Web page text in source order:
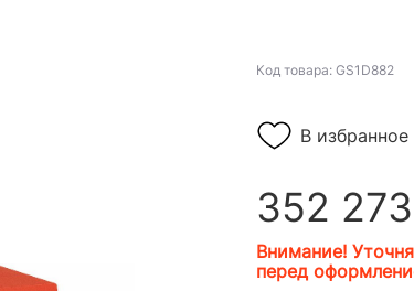
Код товара: GS1D882
В избранное
352
Внимание!
перед